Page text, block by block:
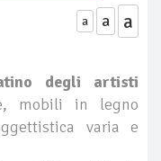
a a a
degli artisti
mobili in legno
varia e